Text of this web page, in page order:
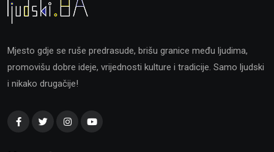
Mjesto gdje se ruše predrasude, brišu granice među ljudima,
promovišu dobre ideje, vrijednosti kulture i tradicije. Samo ljudski
i nikako drugačije!